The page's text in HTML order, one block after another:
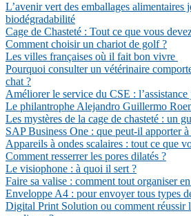
L’avenir vert des emballages alimentaires
biodégradabilité
Cage de Chasteté : Tout ce que vous
Comment choisir un chariot de golf ?
Les villes françaises où il fait bon vivre
Pourquoi consulter un vétérinaire
chat ?
Améliorer le service du CSE :
Le philantrophe Alejandro Guillermo
Les mystères de la cage de chasteté : un
SAP Business One : que peut-il apporter
Appareils à ondes scalaires : tout ce que
Comment resserrer les pores dilatés ?
Le visiophone : à quoi il sert ?
Faire sa valise : comment tout organiser
Enveloppe A4 : pour envoyer tous types
Digital Print Solution ou comment réussir